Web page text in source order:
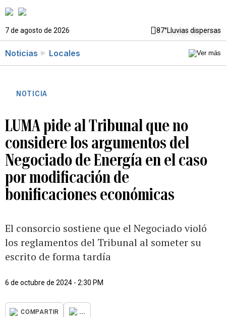
7 de agosto de 2026 87°Lluvias dispersas
Noticias Locales
NOTICIA
LUMA pide al Tribunal que no
considere los argumentos del
Negociado de Energía en el caso
por modificación de
bonificaciones económicas
El consorcio sostiene que el Negociado violó
los reglamentos del Tribunal al someter su
escrito de forma tardía
6 de octubre de 2024 - 2:30 PM
COMPARTIR ...